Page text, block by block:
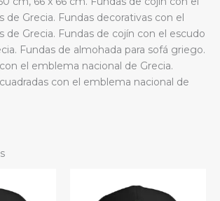
de Grecia. Fundas decorativas con el
de Grecia. Fundas de cojín con el escudo
Fundas de almohada para sofá griego.
el emblema nacional de Grecia.
con el emblema nacional de